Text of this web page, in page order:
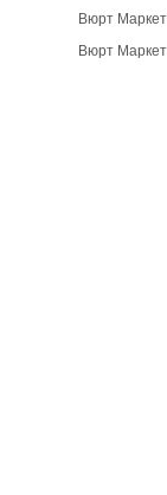
Вюрт
Вюрт